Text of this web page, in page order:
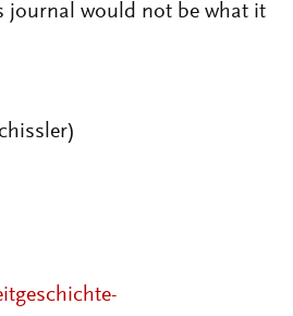
journal would not be what it